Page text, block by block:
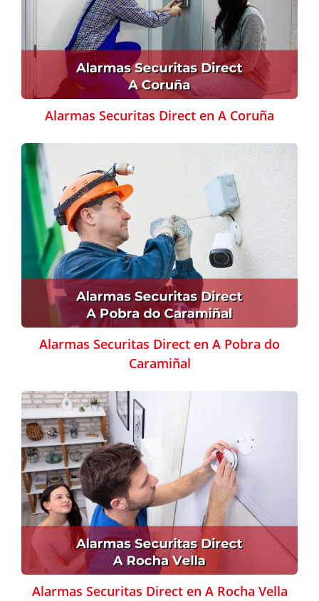
Alarmas Securitas Direct en A Coruña
Alarmas Securitas Direct en A Pobra do
Caramiñal
Alarmas Securitas Direct en A Rocha Vella